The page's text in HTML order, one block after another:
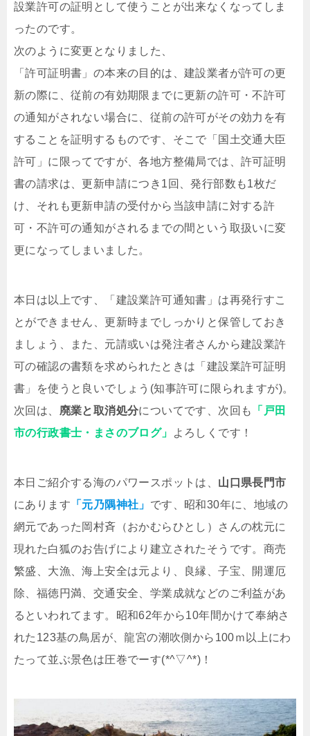
設業許可の証明として使うことが出来なくなってしま
ったのです。
次のように変更となりました、
「許可証明書」の本来の目的は、建設業者が許可の更
新の際に、従前の有効期限までに更新の許可・不許可
の通知がされない場合に、従前の許可がその効力を有
することを証明するものです、そこで「国土交通大臣
許可」に限ってですが、各地方整備局では、許可証明
書の請求は、更新申請につき1回、発行部数も1枚だ
け、それも更新申請の受付から当該申請に対する許
可・不許可の通知がされるまでの間という取扱いに変
更になってしまいました。
本日は以上です、「建設業許可通知書」は再発行すこ
とができません、更新時までしっかりと保管しておき
ましょう、また、元請或いは発注者さんから建設業許
可の確認の書類を求められたときは「建設業許可証明
書」を使うと良いでしょう(知事許可に限られますが)。
次回は、 廃業と取消処分についてです、次回も
「戸田
市の行政書士・まさのブログ」
よろしくです！
本日ご紹介する海のパワースポットは、 山口県長門市
にあります 「元乃隅神社」 です、昭和30年に、地域の
網元であった岡村斉（おかむらひとし）さんの枕元に
現れた白狐のお告げにより建立されたそうです。商売
繁盛、大漁、海上安全は元より、良縁、子宝、開運厄
除、福徳円満、交通安全、学業成就などのご利益があ
るといわれてます。昭和62年から10年間かけて奉納さ
れた123基の鳥居が、龍宮の潮吹側から100ｍ以上にわ
たって並ぶ景色は圧巻でーす(*^▽^*)！